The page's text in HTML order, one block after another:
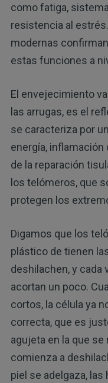
como fatiga,
resistencia al
modernas
estas funciones a
El envejecimiento
las arrugas, es el
se caracteriza por
energía,
de la reparación
los telómeros, que
protegen los
Digamos que los
plástico de tienen
deshilachen, y cada
acortan un poco.
cortos, la célula ya
correcta, que es
agujeta en la que
comienza a
piel se adelgaza,